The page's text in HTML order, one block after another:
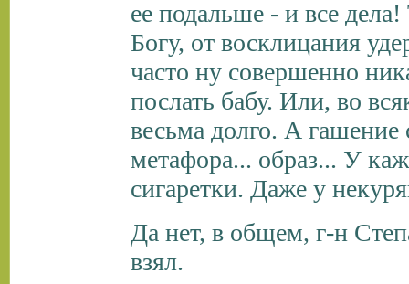
ее подальше - и все
Богу, от восклицания
часто ну совершенно
послать бабу. Или, во
весьма долго. А гашение
метафора... образ... У
сигаретки. Даже у
Да нет, в общем, г-н
взял.